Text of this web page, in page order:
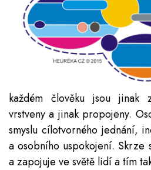
každém člověku jsou jinak
vrstveny a jinak propojeny.
smyslu cílotvorného jednání,
a osobního uspokojení. Skrze
a zapojuje ve světě lidí a tím